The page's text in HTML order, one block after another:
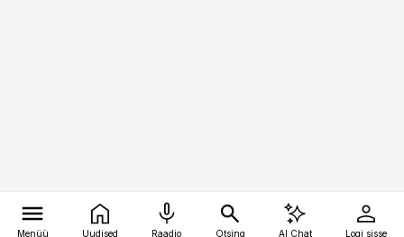
Menüü Uudised Raadio Otsing AI Chat Logi sisse